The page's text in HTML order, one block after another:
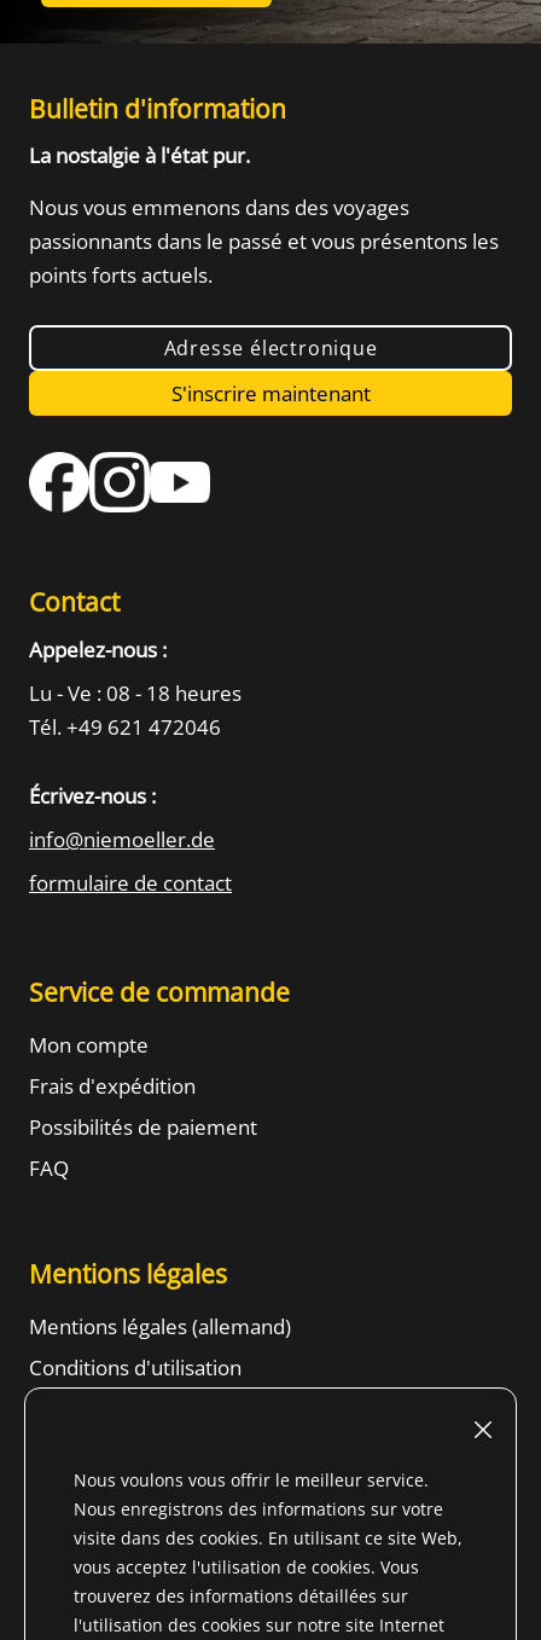
Bulletin d'information
La nostalgie à l'état pur.
Nous vous emmenons dans des voyages
passionnants dans le passé et vous présentons les
points forts actuels.
Adresse électronique
S'inscrire maintenant
Contact
Appelez-nous :
Lu - Ve : 08 - 18 heures
Tél. +49 621 472046
Écrivez-nous :
info@niemoeller.de
formulaire de contact
Service de commande
Mon compte
Frais d'expédition
Possibilités de paiement
FAQ
Mentions légales
Mentions légales (allemand)
Conditions d'utilisation
Informations sur la protection des données
Content
Nous voulons vous offrir le meilleur service.
Nous enregistrons des informations sur votre
visite dans des cookies. En utilisant ce site Web,
vous acceptez l'utilisation de cookies. Vous
trouverez des informations détaillées sur
l'utilisation des cookies sur notre site Internet